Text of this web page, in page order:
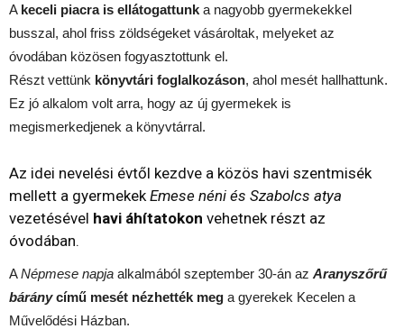
A keceli piacra is ellátogattunk a nagyobb gyermekekkel
busszal, ahol friss zöldségeket vásároltak, melyeket az
óvodában közösen fogyasztottunk el.
Részt vettünk könyvtári foglalkozáson, ahol mesét hallhattunk.
Ez jó alkalom volt arra, hogy az új gyermekek is
megismerkedjenek a könyvtárral.
Az idei nevelési évtől kezdve a közös havi szentmisék
mellett a gyermekek Emese néni és Szabolcs atya
vezetésével havi áhítatokon vehetnek részt az
óvodában.
ANépmese napja alkalmából szeptember 30-án az Aranyszőrű
báránycímű mesét nézhették meg a gyerekek Kecelen a
Művelődési Házban.